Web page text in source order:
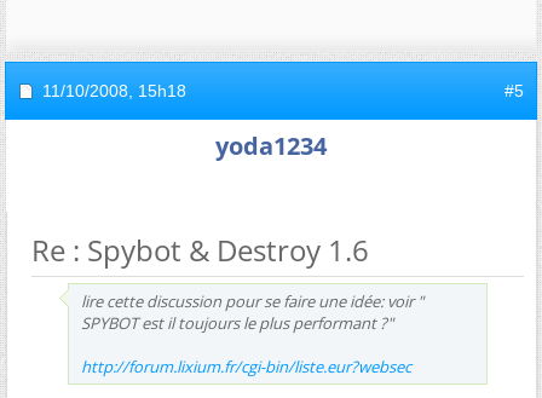
11/10/2008, 15h18 #5
yoda1234
Re : Spybot & Destroy 1.6
lire cette discussion pour se faire une idée: voir "
SPYBOT est il toujours le plus performant ?"
http://forum.lixium.fr/cgi-bin/liste.eur?websec